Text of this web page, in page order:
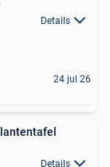
Details
24 jul 26
Details